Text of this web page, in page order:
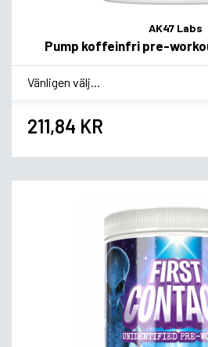
AK47 Labs
Pump koffeinfri pre-
* Smagsvariant
211,84 KR